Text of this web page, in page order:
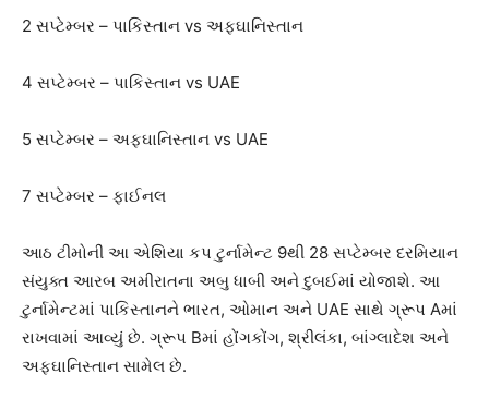
2 સપ્ટેમ્બર – પાકિસ્તાન vs અફઘાનિસ્તાન
4 સપ્ટેમ્બર – પાકિસ્તાન vs UAE
5 સપ્ટેમ્બર – અફઘાનિસ્તાન vs UAE
7 સપ્ટેમ્બર – ફાઈનલ
આઠ ટીમોની આ એશિયા કપ ટુર્નામેન્ટ 9થી 28 સપ્ટેમ્બર દરમિયાન
સંયુક્ત આરબ અમીરાતના અબુ ધાબી અને દુબઈમાં યોજાશે. આ
ટુર્નામેન્ટમાં પાકિસ્તાનને ભારત, ઓમાન અને UAE સાથે ગ્રૂપ Aમાં
રાખવામાં આવ્યું છે. ગ્રૂપ Bમાં હોંગકોંગ, શ્રીલંકા, બાંગ્લાદેશ અને
અફઘાનિસ્તાન સામેલ છે.